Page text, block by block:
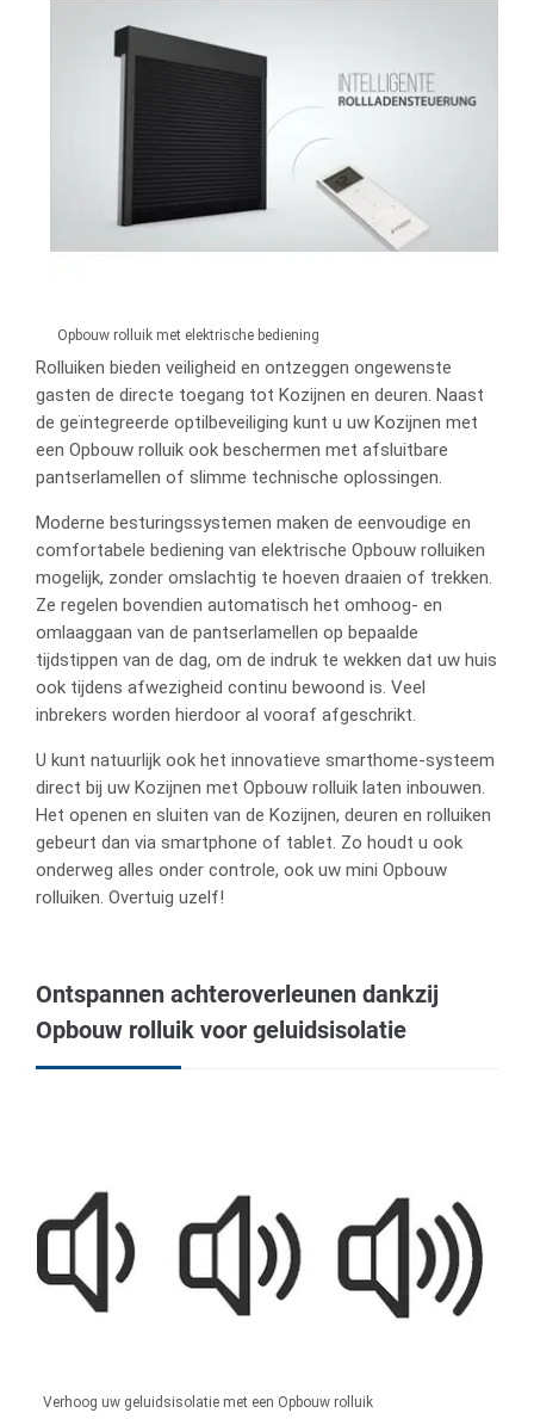
Opbouw rolluik met elektrische bediening
Rolluiken bieden veiligheid en ontzeggen ongewenste
gasten de directe toegang tot Kozijnen en deuren. Naast
de geïntegreerde optilbeveiliging kunt u uw Kozijnen met
een Opbouw rolluik ook beschermen met afsluitbare
pantserlamellen of slimme technische oplossingen.
Moderne besturingssystemen maken de eenvoudige en
comfortabele bediening van elektrische Opbouw rolluiken
mogelijk, zonder omslachtig te hoeven draaien of trekken.
Ze regelen bovendien automatisch het omhoog- en
omlaaggaan van de pantserlamellen op bepaalde
tijdstippen van de dag, om de indruk te wekken dat uw huis
ook tijdens afwezigheid continu bewoond is. Veel
inbrekers worden hierdoor al vooraf afgeschrikt.
U kunt natuurlijk ook het innovatieve smarthome-systeem
direct bij uw Kozijnen met Opbouw rolluik laten inbouwen.
Het openen en sluiten van de Kozijnen, deuren en rolluiken
gebeurt dan via smartphone of tablet. Zo houdt u ook
onderweg alles onder controle, ook uw mini Opbouw
rolluiken. Overtuig uzelf!
Ontspannen achteroverleunen dankzij
Opbouw rolluik voor geluidsisolatie
Verhoog uw geluidsisolatie met een Opbouw rolluik